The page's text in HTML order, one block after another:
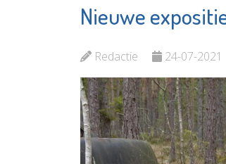
Nieuwe
Redactie 24-07-2021
Minters
Bekijk de pagina